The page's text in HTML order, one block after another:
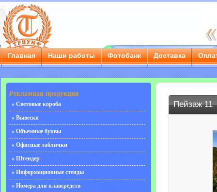
Главная Наши работы Фотобанк Доставка
г. Саратов, ул. Чернышевского, д. 55/3е, тел.: 8 (8452)
Рекламная продукция
» Световые короба
» Вывески
» Объемные буквы
» Офисные таблички
» Штендер
» Информационные стенды
» Номера для плавсредств
Пейзаж 11